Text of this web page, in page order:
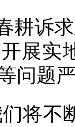
耕诉
展实
问题
将不